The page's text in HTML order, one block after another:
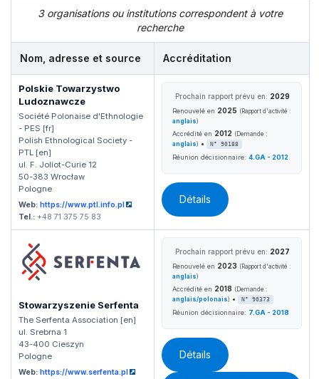
3 organisations ou institutions correspondent à votre
recherche
Nom, adresse et source Accréditation
Polskie Towarzystwo
Ludoznawcze
Société Polonaise d'Ethnologie
- PES [fr]
Polish Ethnological Society -
PTL [en]
ul. F. Joliot-Curie 12
50-383 Wrocław
Pologne
Web: https://www.ptl.info.pl
Tel.: +48 71 375 75 83
Prochain rapport prévu en: 2029
Renouvelé en 2025 (Rapport d'activité :
anglais)
Accrédité en 2012 (Demande :
anglais) • N° 90188
Réunion décisionnaire: 4.GA - 2012
Détails
Stowarzyszenie Serfenta
The Serfenta Association [en]
ul. Srebrna 1
43-400 Cieszyn
Pologne
Web: https://www.serfenta.pl
Prochain rapport prévu en: 2027
Renouvelé en 2023 (Rapport d'activité :
anglais)
Accrédité en 2018 (Demande :
anglais/polonais) • N° 90373
Réunion décisionnaire: 7.GA - 2018
Détails